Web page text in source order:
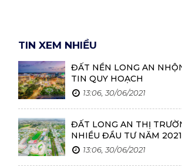
Yên Bái
Tuyên Quang
Điện Biên
Lai Châu
Lạng Sơn
TIN XEM NHIỀU
ĐẤT NỀN LONG AN
TIN QUY HOẠCH
13:06, 30/06/2021
ĐẤT LONG AN THỊ
NHIỀU ĐẦU TƯ NĂM 2021
13:06, 30/06/2021